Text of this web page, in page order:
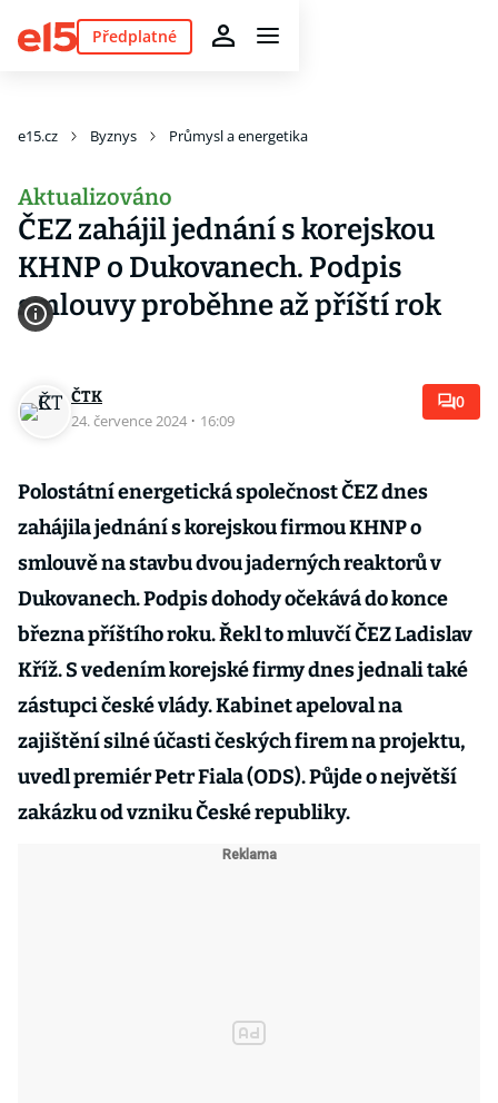
Předplatné
e15.cz Byznys Průmysl a energetika
Aktualizováno
ČEZ zahájil jednání s korejskou
KHNP o Dukovanech. Podpis
smlouvy proběhne až příští rok
ČTK
24. července 2024 · 16:09
0
Polostátní energetická společnost ČEZ dnes
zahájila jednání s korejskou firmou KHNP o
smlouvě na stavbu dvou jaderných reaktorů v
Dukovanech. Podpis dohody očekává do konce
března příštího roku. Řekl to mluvčí ČEZ Ladislav
Kříž. S vedením korejské firmy dnes jednali také
zástupci české vlády. Kabinet apeloval na
zajištění silné účasti českých firem na projektu,
uvedl premiér Petr Fiala (ODS). Půjde o největší
zakázku od vzniku České republiky.